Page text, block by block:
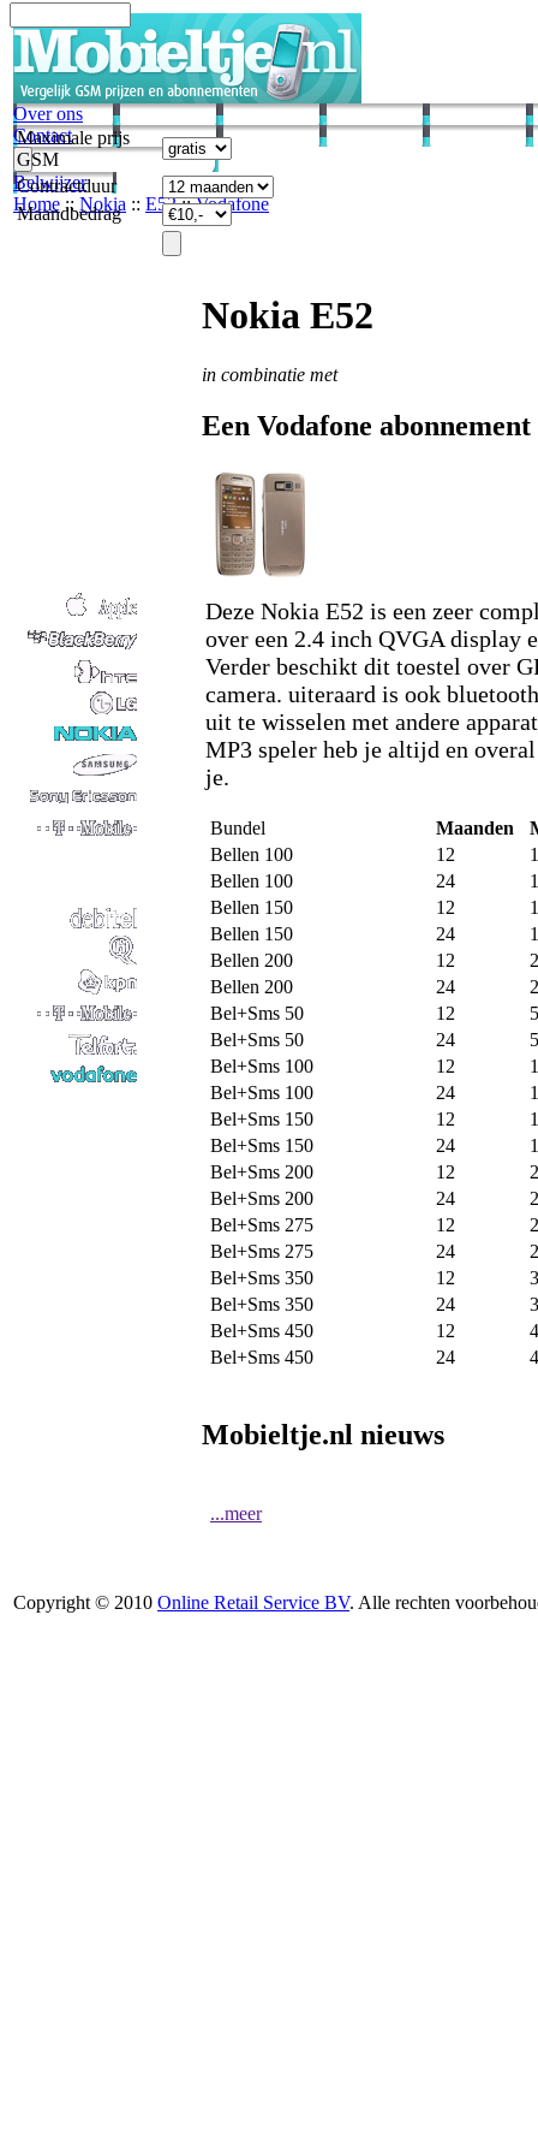
Over ons
Contact
Belwijzer
Home :: Nokia :: E52::Vodafone
Maximale prijs
GSM
Contractduur
Maandbedrag
Nokia E52
in combinatie met
Een Vodafone abonnement
Deze Nokia E52 is een zeer
over een 2.4 inch QVGA display
Verder beschikt dit toestel over
camera. uiteraard is ook
uit te wisselen met andere
MP3 speler heb je altijd en
je.
Bundel Maanden
Bellen 100
12
Bellen 100
24
Bellen 150
12
Bellen 150
24
Bellen 200
12
Bellen 200
24
Bel+Sms 50
12
Bel+Sms 50
24
Bel+Sms 100
12
Bel+Sms 100
24
Bel+Sms 150
12
Bel+Sms 150
24
Bel+Sms 200
12
Bel+Sms 200
24
Bel+Sms 275
12
Bel+Sms 275
24
Bel+Sms 350
12
Bel+Sms 350
24
Bel+Sms 450
12
Bel+Sms 450
24
Mobieltje.nl nieuws
...meer
Copyright © 2010 Online Retail Service BV. Alle rechten